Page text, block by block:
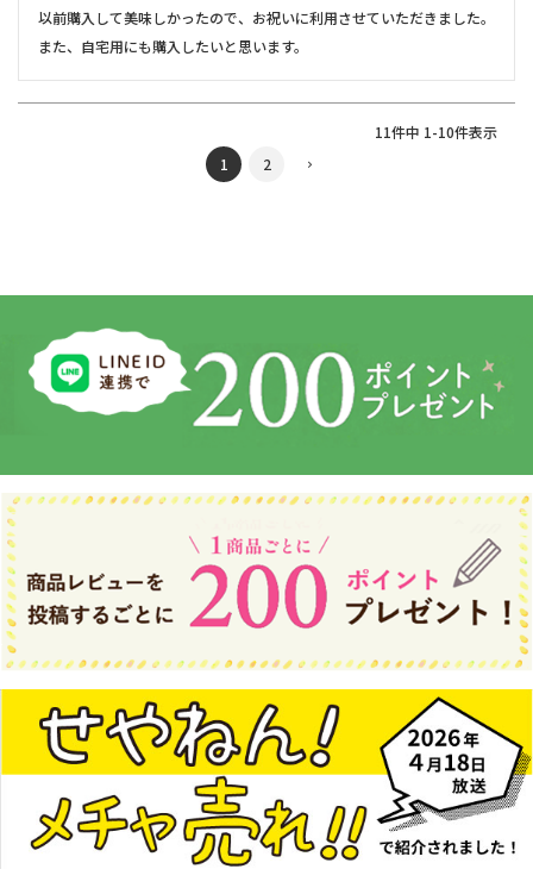
以前購入して美味しかったので、お祝いに利用させていただきました。
また、自宅用にも購入したいと思います。
11件中 1-10件表示
1
2